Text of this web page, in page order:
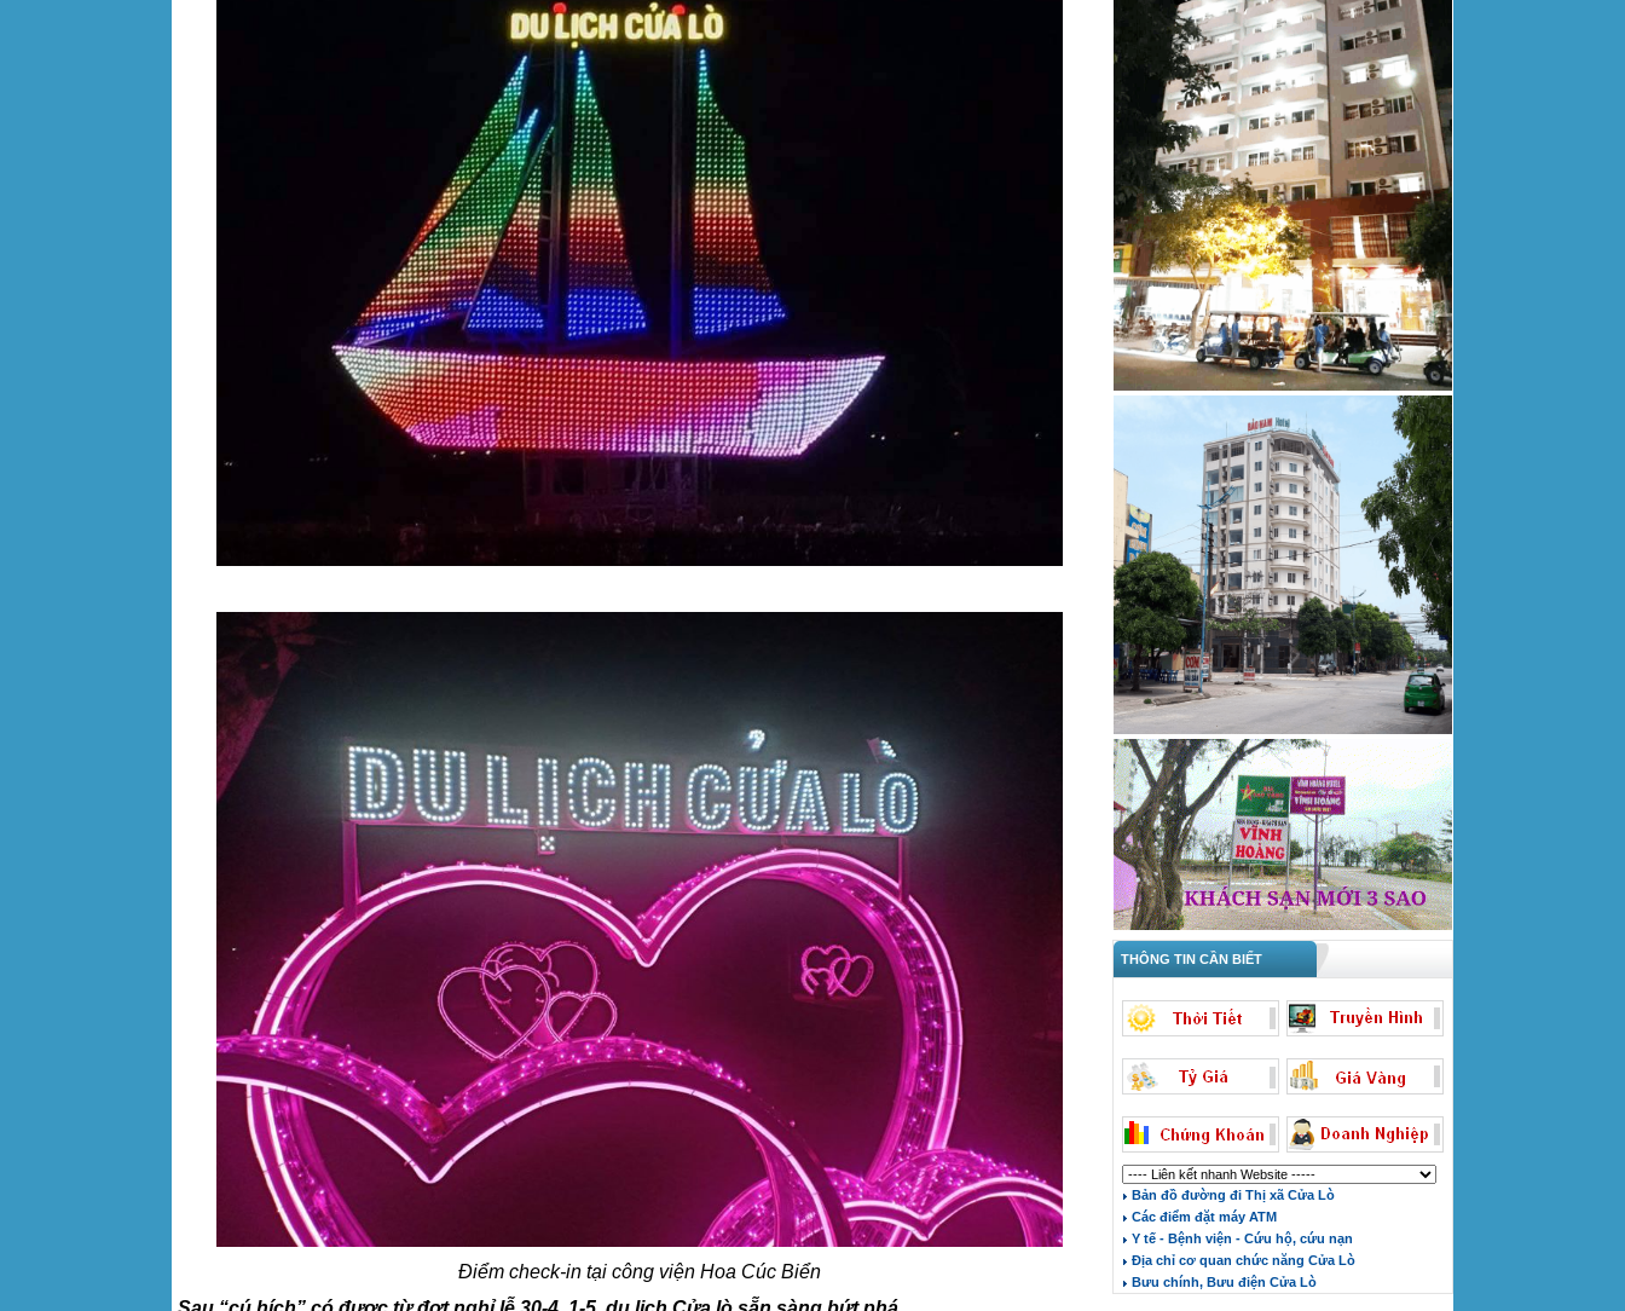
Điểm check-in tại công viện Hoa Cúc Biển
THÔNG TIN CẦN BIẾT
Bản đồ đường đi Thị xã Cửa Lò
Các điểm đặt máy ATM
Y tế - Bệnh viện - Cứu hộ, cứu nạn
Địa chỉ cơ quan chức năng Cửa Lò
Bưu chính, Bưu điện Cửa Lò